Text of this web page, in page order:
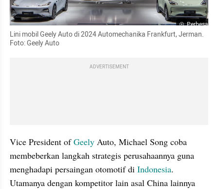
Perbesar
Lini mobil Geely Auto di 2024 Automechanika Frankfurt, Jerman.
Foto: Geely Auto
ADVERTISEMENT
Vice President of Geely Auto, Michael Song coba
membeberkan langkah strategis perusahaannya guna
menghadapi persaingan otomotif di Indonesia.
Utamanya dengan kompetitor lain asal China lainnya